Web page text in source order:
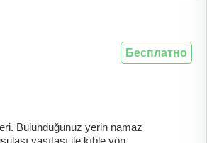
Bulunduğunuz yerin namaz
vasıtası ile kıble yön ..
Бесплатно